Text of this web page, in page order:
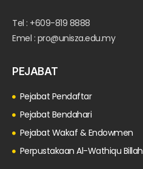
Tel : +609-819 8888
Emel : pro@unisza.edu.my
PEJABAT
Pejabat Pendaftar
Pejabat Bendahari
Pejabat Wakaf & Endowmen
Perpustakaan Al-Wathiqu Billah